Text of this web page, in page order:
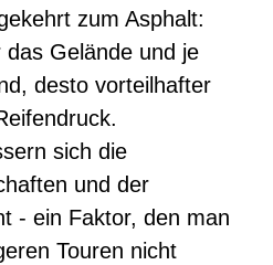
zum Asphalt:
Gelände und je
desto vorteilhafter
sich die
und der
- ein Faktor, den man
Touren nicht